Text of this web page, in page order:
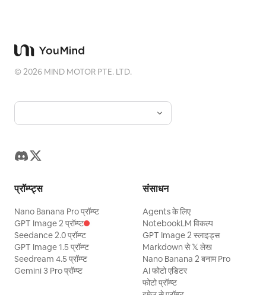
©2026 MIND MOTOR PTE. LTD.
प्रॉम्प्ट्स
Nano Banana Pro प्रॉम्प्ट
GPT Image 2 प्रॉम्प्ट
Seedance 2.0 प्रॉम्प्ट
GPT Image 1.5 प्रॉम्प्ट
Seedream 4.5 प्रॉम्प्ट
Gemini 3 Pro प्रॉम्प्ट
संसाधन
Agents के लिए
NotebookLM विकल्प
GPT Image 2 स्लाइड्स
Markdown से 𝕏 लेख
Nano Banana 2 बनाम Pro
AI फोटो एडिटर
फोटो प्रॉम्प्ट